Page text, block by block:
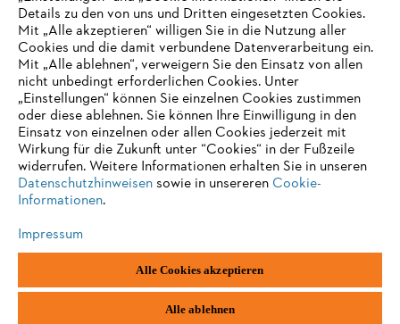
AUSZEICHNUNGEN
Cookie Informationen
ANDREAS STIHL AG & Co. KG ©2022
Details zu den von uns und Dritten eingesetzten Cookies.
Mit „Alle akzeptieren“ willigen Sie in die Nutzung aller
Cookies und die damit verbundene Datenverarbeitung ein.
Mit „Alle ablehnen“, verweigern Sie den Einsatz von allen
nicht unbedingt erforderlichen Cookies. Unter
„Einstellungen“ können Sie einzelnen Cookies zustimmen
oder diese ablehnen. Sie können Ihre Einwilligung in den
Einsatz von einzelnen oder allen Cookies jederzeit mit
Wirkung für die Zukunft unter “Cookies“ in der Fußzeile
widerrufen. Weitere Informationen erhalten Sie in unseren
Datenschutzhinweisensowie in unsereren Cookie-
Informationen.
Impressum
Alle Cookies akzeptieren
Alle ablehnen